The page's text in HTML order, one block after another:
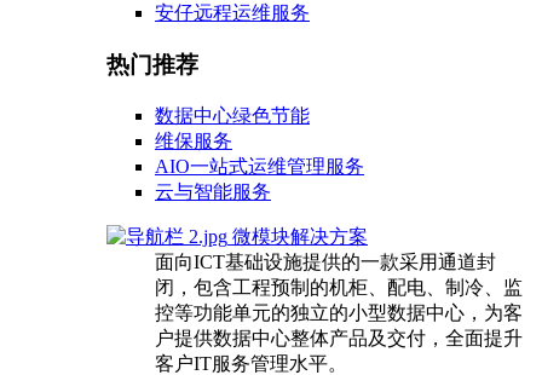
安仔远程运维服务
热门推荐
数据中心绿色节能
维保服务
AIO一站式运维管理服务
云与智能服务
微模块解决方案
面向ICT基础设施提供的一款采用通道封
闭，包含工程预制的机柜、配电、制冷、监
控等功能单元的独立的小型数据中心，为客
户提供数据中心整体产品及交付，全面提升
客户IT服务管理水平。